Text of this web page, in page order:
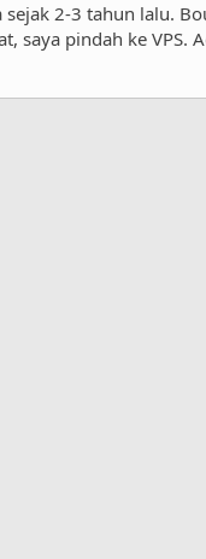
2-3 tahun lalu.
saya pindah ke VPS.